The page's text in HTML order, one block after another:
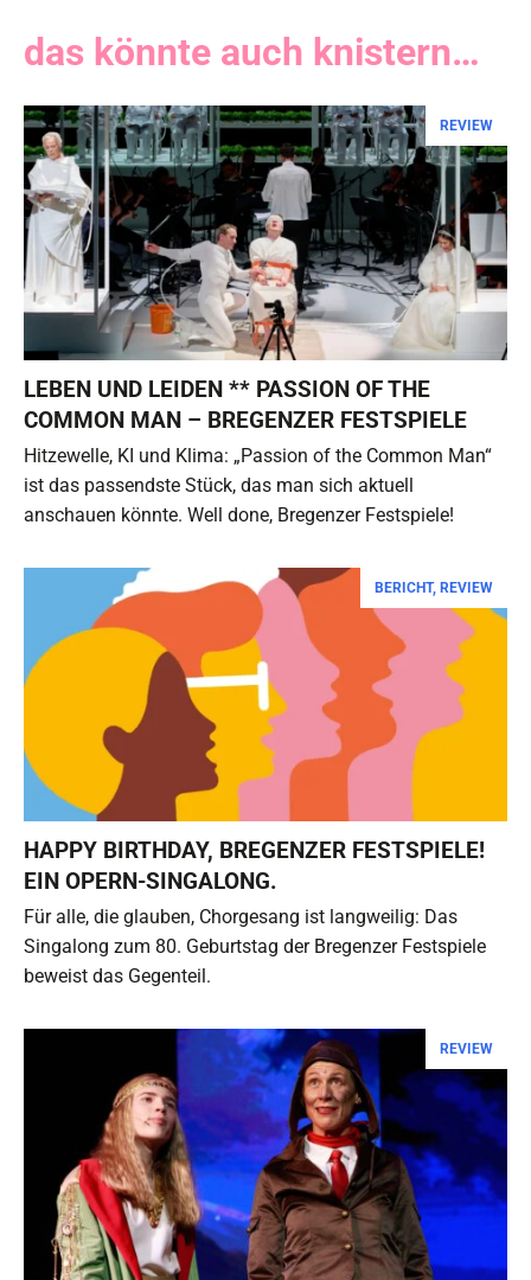
das könnte auch knistern…
REVIEW
LEBEN UND LEIDEN ** PASSION OF THE
COMMON MAN – BREGENZER FESTSPIELE
Hitzewelle, KI und Klima: „Passion of the Common Man“
ist das passendste Stück, das man sich aktuell
anschauen könnte. Well done, Bregenzer Festspiele!
BERICHT, REVIEW
HAPPY BIRTHDAY, BREGENZER FESTSPIELE!
EIN OPERN-SINGALONG.
Für alle, die glauben, Chorgesang ist langweilig: Das
Singalong zum 80. Geburtstag der Bregenzer Festspiele
beweist das Gegenteil.
REVIEW